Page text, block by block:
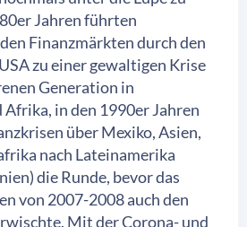
Jahren führten
Finanzmärkten durch den
zu einer gewaltigen Krise
Generation in
in den 1990er Jahren
über Mexiko, Asien,
nach Lateinamerika
die Runde, bevor das
von 2007-2008 auch den
Mit der Corona- und